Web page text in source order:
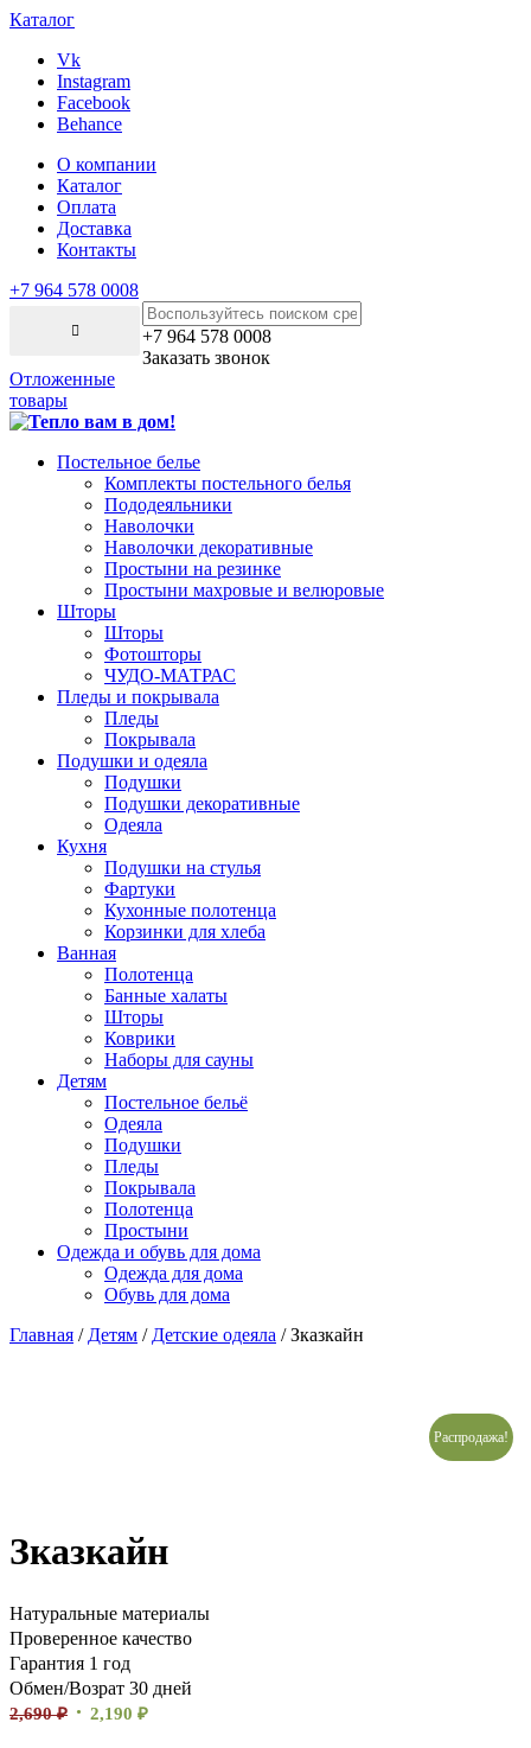
Каталог
Vk
Instagram
Facebook
Behance
О компании
Каталог
Оплата
Доставка
Контакты
+7 964 578 0008
+7 964 578 0008
Заказать звонок
Отложенные
товары
Постельное белье
Комплекты постельного белья
Пододеяльники
Наволочки
Наволочки декоративные
Простыни на резинке
Простыни махровые и велюровые
Шторы
Шторы
Фотошторы
ЧУДО-МАТРАС
Пледы и покрывала
Пледы
Покрывала
Подушки и одеяла
Подушки
Подушки декоративные
Одеяла
Кухня
Подушки на стулья
Фартуки
Кухонные полотенца
Корзинки для хлеба
Ванная
Полотенца
Банные халаты
Шторы
Коврики
Наборы для сауны
Детям
Постельное бельё
Одеяла
Подушки
Пледы
Покрывала
Полотенца
Простыни
Одежда и обувь для дома
Одежда для дома
Обувь для дома
Главная / Детям / Детские одеяла / Зказкайн
Распродажа!
Зказкайн
Натуральные материалы
Проверенное качество
Гарантия 1 год
Обмен/Возрат 30 дней
2,690₽ 2,190 ₽